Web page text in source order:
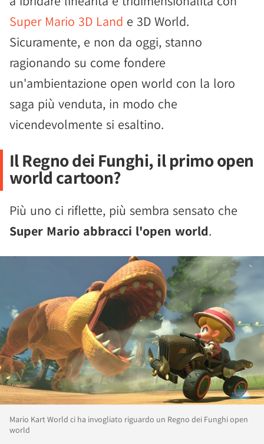
Super Mario 3D Land e 3D World.
Sicuramente, e non da oggi, stanno
ragionando su come fondere
un'ambientazione open world con la loro
saga più venduta, in modo che
vicendevolmente si esaltino.
Il Regno dei Funghi, il primo open
world cartoon?
Più uno ci riflette, più sembra sensato che
Super Mario abbracci l'open world.
Mario Kart World ci ha invogliato riguardo un Regno dei Funghi open
world